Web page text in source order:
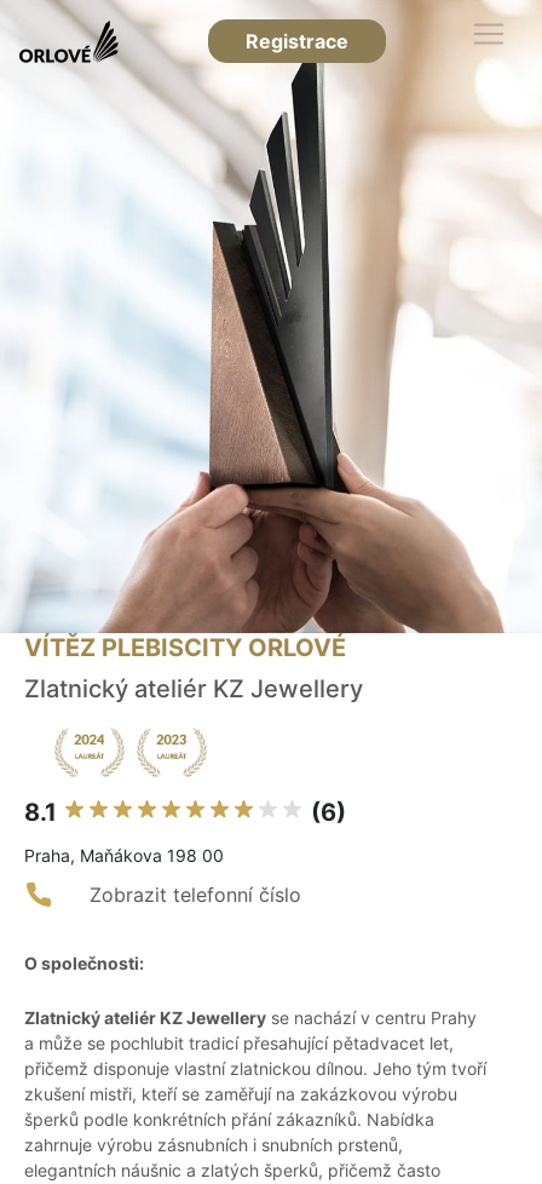
Registrace
VÍTĚZ PLEBISCITY ORLOVÉ
Zlatnický ateliér KZ Jewellery
8.1 (6)
Praha, Maňákova 198 00
Zobrazit telefonní číslo
O společnosti:
Zlatnický ateliér KZ Jewellery se nachází v centru Prahy
a může se pochlubit tradicí přesahující pětadvacet let,
přičemž disponuje vlastní zlatnickou dílnou. Jeho tým tvoří
zkušení mistři, kteří se zaměřují na zakázkovou výrobu
šperků podle konkrétních přání zákazníků. Nabídka
zahrnuje výrobu zásnubních i snubních prstenů,
elegantních náušnic a zlatých šperků, přičemž často